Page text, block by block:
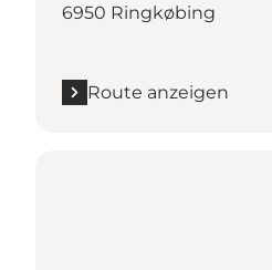
6950 Ringkøbing
Route anzeigen